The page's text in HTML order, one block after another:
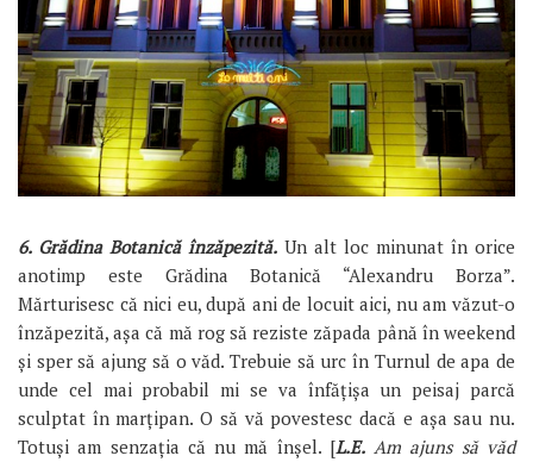
6. Grădina Botanică înzăpezită. Un alt loc minunat în orice
anotimp este Grădina Botanică “Alexandru Borza”.
Mărturisesc că nici eu, după ani de locuit aici, nu am văzut-o
înzăpezită, așa că mă rog să reziste zăpada până în weekend
și sper să ajung să o văd. Trebuie să urc în Turnul de apa de
unde cel mai probabil mi se va înfățișa un peisaj parcă
sculptat în marțipan. O să vă povestesc dacă e așa sau nu.
Totuși am senzația că nu mă înșel. [L.E.Am ajuns să văd